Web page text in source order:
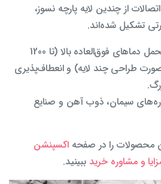
از چندین لایه پارچه نسوز،
تشکیل شده‌اند.
قابلیت تحمل دماهای فوق‌العاده بالا (تا 1200
طراحی چند لایه) و انعطاف‌پذیری
سیمان، ذوب آهن و صنایع
محصولات را در صفحهاکسپنشن
و مشاوره خرید ببینید.